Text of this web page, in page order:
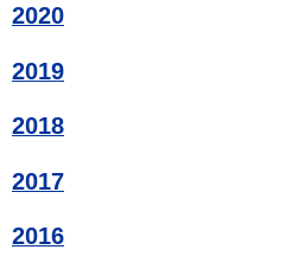
2020
2019
2018
2017
2016